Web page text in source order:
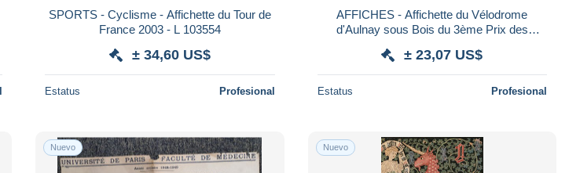
SPORTS - Cyclisme - Affichette du Tour de
France 2003 - L 103554
± 34,60 US$
Estatus Profesional
AFFICHES - Affichette du Vélodrome
d'Aulnay sous Bois du 3ème Prix des
103575
± 23,07 US$
Estatus Profesional
Nuevo Nuevo